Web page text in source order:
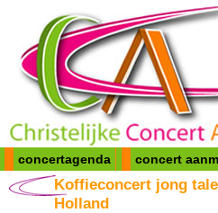
concertagenda concert
Koffieconcert jong
Holland